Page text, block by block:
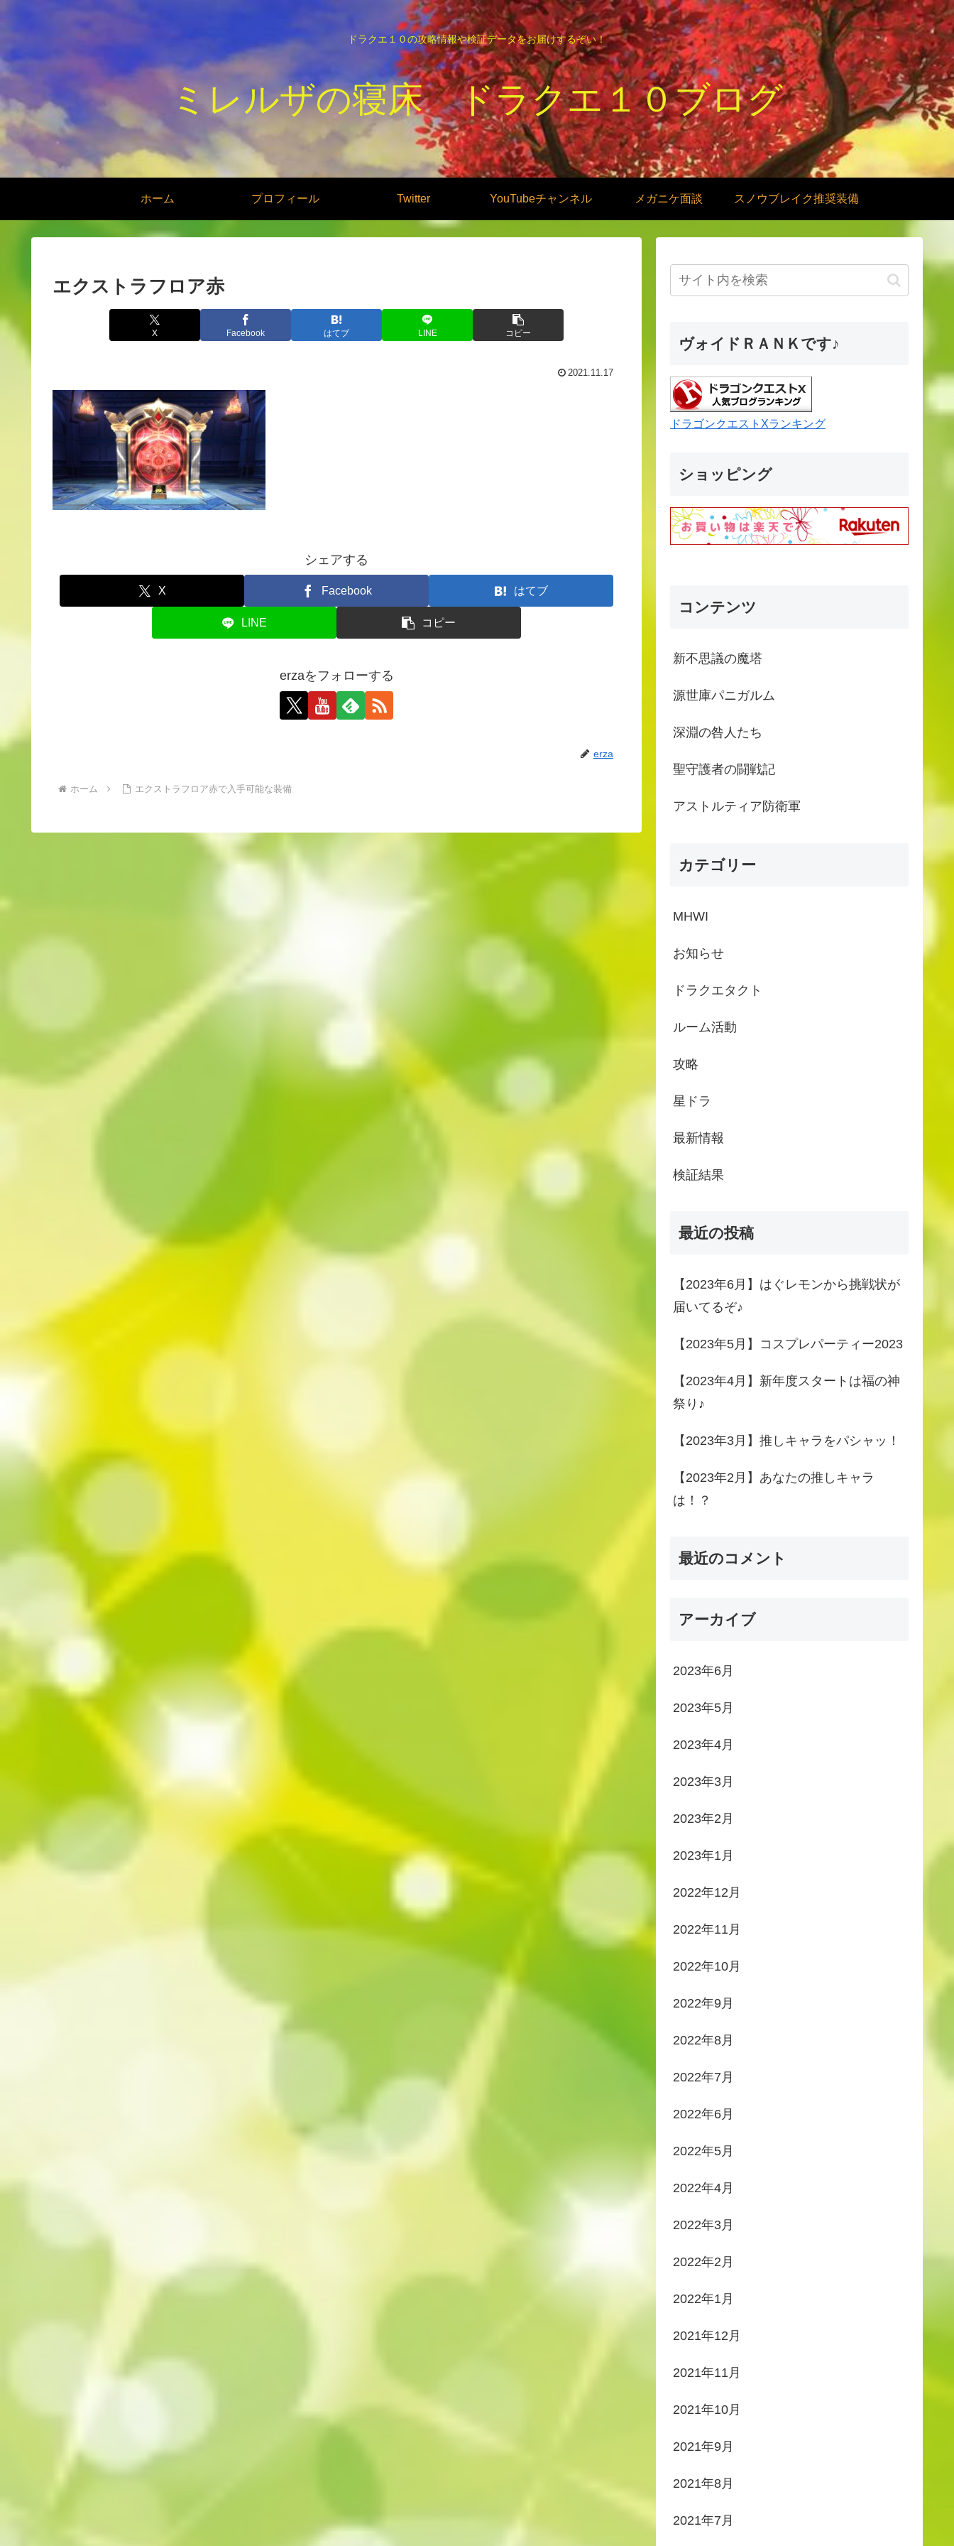
ドラクエ１０の攻略情報や検証データをお届けするぞい！
ミレルザの寝床 ドラクエ１０ブログ
ホーム プロフィール Twitter YouTubeチャンネル メガニケ面談 スノウブレイク推奨装備
エクストラフロア赤
X Facebook はてブ LINE コピー
2021.11.17
シェアする
X Facebook はてブ
LINE コピー
erzaをフォローする
erza
ホーム エクストラフロア赤で入手可能な装備
ヴォイドＲＡＮＫです♪
ドラゴンクエストXランキング
ショッピング
コンテンツ
新不思議の魔塔
源世庫パニガルム
深淵の咎人たち
聖守護者の闘戦記
アストルティア防衛軍
カテゴリー
MHWI
お知らせ
ドラクエタクト
ルーム活動
攻略
星ドラ
最新情報
検証結果
最近の投稿
【2023年6月】はぐレモンから挑戦状が
届いてるぞ♪
【2023年5月】コスプレパーティー2023
【2023年4月】新年度スタートは福の神
祭り♪
【2023年3月】推しキャラをパシャッ！
【2023年2月】あなたの推しキャラ
は！？
最近のコメント
アーカイブ
2023年6月
2023年5月
2023年4月
2023年3月
2023年2月
2023年1月
2022年12月
2022年11月
2022年10月
2022年9月
2022年8月
2022年7月
2022年6月
2022年5月
2022年4月
2022年3月
2022年2月
2022年1月
2021年12月
2021年11月
2021年10月
2021年9月
2021年8月
2021年7月